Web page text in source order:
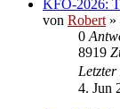
KFO-2026:
von Robert »
0
8919
4. Jun